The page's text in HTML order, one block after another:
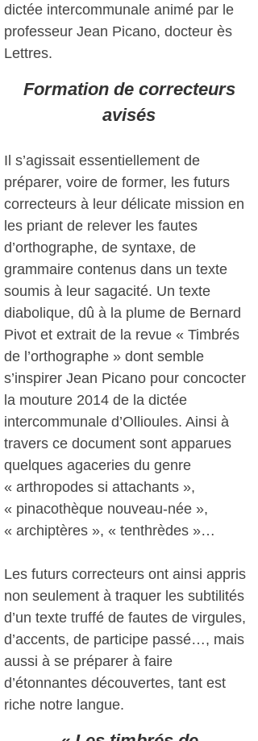
dictée intercommunale animé par le
professeur Jean Picano, docteur ès
Lettres.
Formation de correcteurs
avisés
Il s’agissait essentiellement de
préparer, voire de former, les futurs
correcteurs à leur délicate mission en
les priant de relever les fautes
d’orthographe, de syntaxe, de
grammaire contenus dans un texte
soumis à leur sagacité. Un texte
diabolique, dû à la plume de Bernard
Pivot et extrait de la revue « Timbrés
de l’orthographe » dont semble
s’inspirer Jean Picano pour concocter
la mouture 2014 de la dictée
intercommunale d’Ollioules. Ainsi à
travers ce document sont apparues
quelques agaceries du genre
« arthropodes si attachants »,
« pinacothèque nouveau-née »,
« archiptères », « tenthrèdes »…
Les futurs correcteurs ont ainsi appris
non seulement à traquer les subtilités
d’un texte truffé de fautes de virgules,
d’accents, de participe passé…, mais
aussi à se préparer à faire
d’étonnantes découvertes, tant est
riche notre langue.